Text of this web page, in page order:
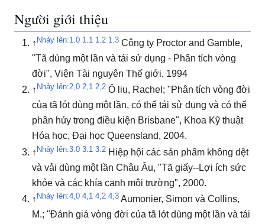
Người giới thiệu
↑ Nhảy lên:1.0 1.1 1.2 1.3 Công ty Proctor and Gamble,
"Tã dùng một lần và tái sử dụng - Phân tích vòng
đời", Viện Tài nguyên Thế giới, 1994
↑ Nhảy lên:2,0 2,1 2,2 Ô liu, Rachel; "Phân tích vòng đời
của tã lót dùng một lần, có thể tái sử dụng và có thể
phân hủy trong điều kiện Brisbane", Khoa Kỹ thuật
Hóa học, Đại học Queensland, 2004.
↑ Nhảy lên:3.0 3.1 3.2 Hiệp hội các sản phẩm không dệt
và vải dùng một lần Châu Âu, "Tã giấy--Lợi ích sức
khỏe và các khía cạnh môi trường", 2000.
↑ Nhảy lên:4,0 4,1 4,2 4,3 Aumonier, Simon và Collins,
M.; "Đánh giá vòng đời của tã lót dùng một lần và tái